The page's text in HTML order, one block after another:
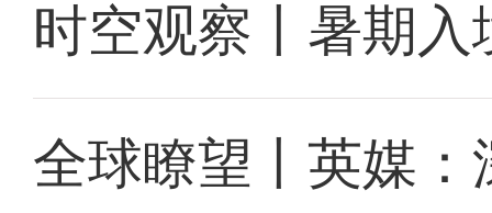
时空观察丨暑期入
全球瞭望丨英媒